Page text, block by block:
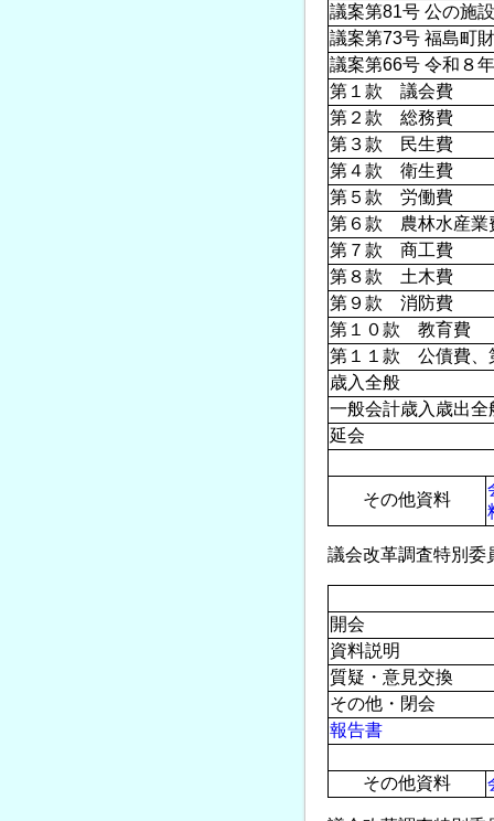
議案第81号 公の施
議案第73号 福島町
議案第66号 令和８
第１款 議会費
第２款 総務費
第３款 民生費
第４款 衛生費
第５款 労働費
第６款 農林水産業
第７款 商工費
第８款 土木費
第９款 消防費
第１０款 教育費
第１１款 公債費
歳入全般
一般会計歳入歳出全
延会
その他資料
議会改革調査特別委
開会
資料説明
質疑・意見交換
その他・閉会
報告書
その他資料